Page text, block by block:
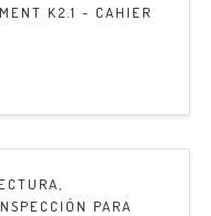
K2.1 - CAHIER
PARA